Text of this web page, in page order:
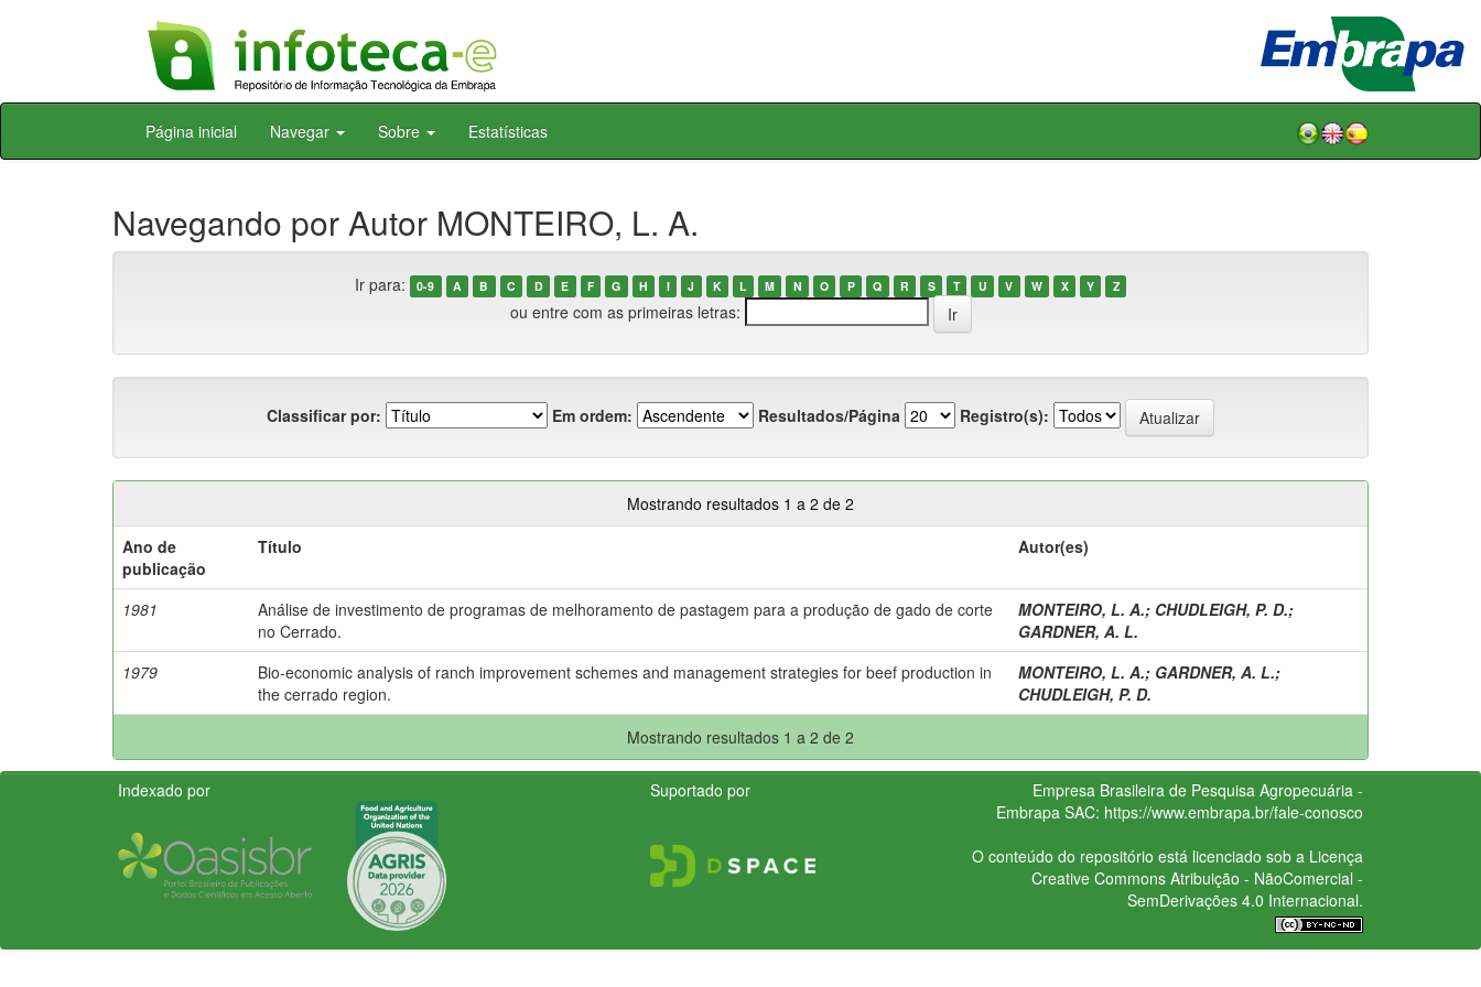
Skip
Página inicial Navegar Sobre Estatísticas
Navegando por Autor MONTEIRO, L. A.
Ir para: 0-9 A B C D E F G H I J K L M N O P Q R S T U V W X Y Z
ou entre com as primeiras letras:
Classificar por: Em ordem: Resultados/Página Registro(s):
Mostrando resultados 1 a 2 de 2
Ano de
publicação
Título Autor(es)
1981
Análise de investimento de programas de melhoramento de pastagem para a produção de gado de corte
no Cerrado.
MONTEIRO, L. A.; CHUDLEIGH, P. D.;
GARDNER, A. L.
1979
Bio-economic analysis of ranch improvement schemes and management strategies for beef production in
the cerrado region.
MONTEIRO, L. A.; GARDNER, A. L.;
CHUDLEIGH, P. D.
Mostrando resultados 1 a 2 de 2
Indexado por Suportado por
Empresa Brasileira de Pesquisa Agropecuária -
Embrapa SAC: https://www.embrapa.br/fale-conosco
O conteúdo do repositório está licenciado sob a Licença
Creative CommonsAtribuição - NãoComercial -
SemDerivações 4.0 Internacional.